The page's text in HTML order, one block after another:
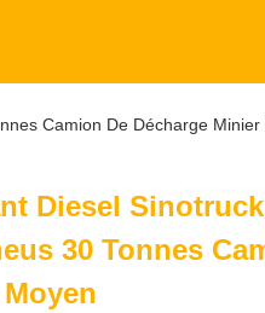
Camion De Décharge Minier
Diesel
30 Tonnes